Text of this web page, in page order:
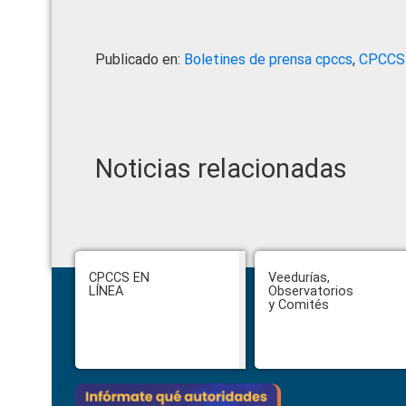
Publicado en: Boletines de prensa cpccs,
Noticias relacionadas
Footer
CPCCS EN
LÍNEA
Veedurías,
Observatorios
y Comités